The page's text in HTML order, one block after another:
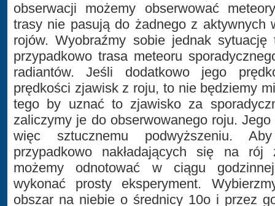
obserwacji możemy obserwować
trasy nie pasują do żadnego z aktywnych
rojów. Wyobraźmy sobie jednak sytuację
przypadkowo trasa meteoru
radiantów. Jeśli dodatkowo jego
prędkości zjawisk z roju, to nie będziemy
tego by uznać to zjawisko za
zaliczymy je do obserwowanego roju.
więc sztucznemu podwyższeniu.
przypadkowo nakładających się na rój
możemy odnotować w ciągu
wykonać prosty eksperyment.
obszar na niebie o średnicy 10o i przez